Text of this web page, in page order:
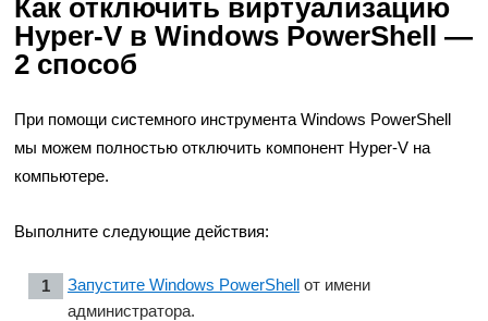
Как отключить виртуализацию
Hyper-V в Windows PowerShell —
2 способ
При помощи системного инструмента Windows PowerShell
мы можем полностью отключить компонент Hyper-V на
компьютере.
Выполните следующие действия:
Запустите Windows PowerShellот имени
администратора.